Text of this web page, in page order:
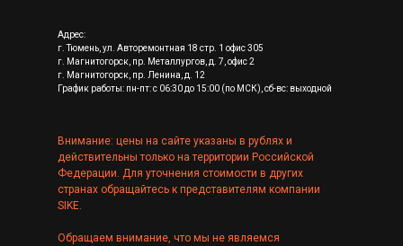
Адрес:
г. Тюмень, ул. Авторемонтная 18 стр. 1 офис 305
г. Магнитогорск, пр. Металлургов, д. 7, офис 2
г. Магнитогорск, пр. Ленина, д. 12
График работы: пн-пт: с 06:30 до 15:00 (по МСК), сб-вс: выходной
Внимание: цены на сайте указаны в рублях и
действительны только на территории Российской
Федерации. Для уточнения стоимости в других
странах обращайтесь к представителям компании
SIKE.
Обращаем внимание, что мы не являемся